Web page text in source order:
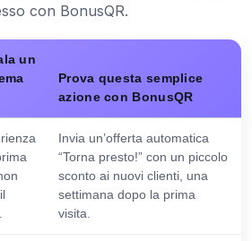
con BonusQR.
un
Prova questa semplice
azione con BonusQR
Invia un’offerta automatica
“Torna presto!” con un piccolo
sconto ai nuovi clienti, una
settimana dopo la prima
visita.